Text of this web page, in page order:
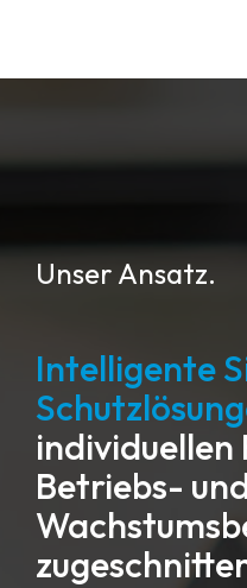
Unser Ansatz.
Intelligente
individuellen
Betriebs-